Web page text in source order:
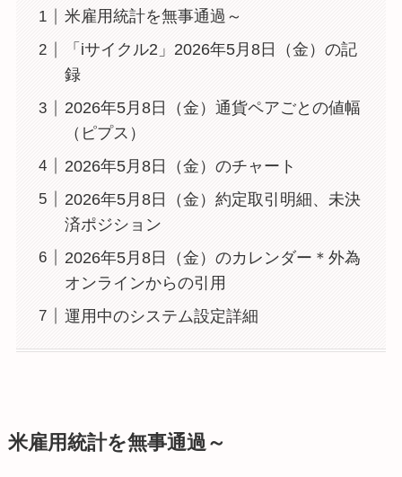
米雇用統計を無事通過～
「iサイクル2」2026年5月8日（金）の記
録
2026年5月8日（金）通貨ペアごとの値幅
（ピプス）
2026年5月8日（金）のチャート
2026年5月8日（金）約定取引明細、未決
済ポジション
2026年5月8日（金）のカレンダー＊外為
オンラインからの引用
運用中のシステム設定詳細
米雇用統計を無事通過～